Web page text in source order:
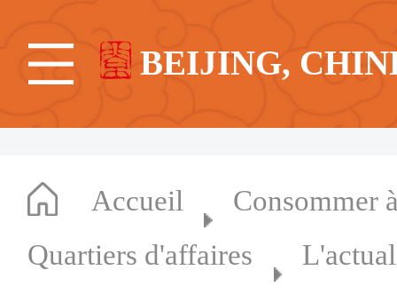
BEIJING,
Accueil
Consommer
Quartiers d'affaires